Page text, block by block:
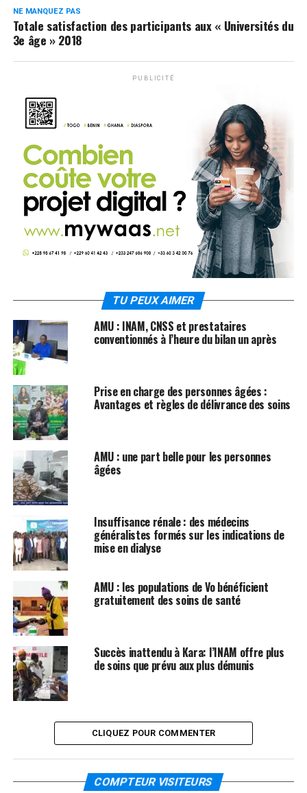
NE MANQUEZ PAS
Totale satisfaction des participants aux « Universités du
3e âge » 2018
PUBLICITÉ
TU PEUX AIMER
AMU : INAM, CNSS et prestataires
conventionnés à l’heure du bilan un après
Prise en charge des personnes âgées :
Avantages et règles de délivrance des soins
AMU : une part belle pour les personnes
âgées
Insuffisance rénale : des médecins
généralistes formés sur les indications de
mise en dialyse
AMU : les populations de Vo bénéficient
gratuitement des soins de santé
Succès inattendu à Kara: l’INAM offre plus
de soins que prévu aux plus démunis
CLIQUEZ POUR COMMENTER
COMPTEUR VISITEURS